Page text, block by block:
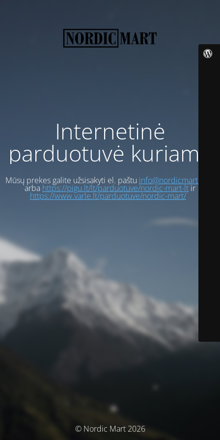
Internetinė
parduotuvė kuriama
Mūsų prekes galite užsisakyti el. paštu info@nordicmart.com
arba https://pigu.lt/lt/parduotuve/nordic-mart-ltir
https://www.varle.lt/parduotuve/nordic-mart/
© Nordic Mart 2026